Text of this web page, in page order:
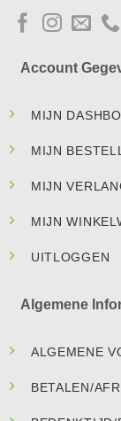
Account
MIJN
MIJN
MIJN
MIJN
UITLOGGEN
Algemene
ALGEMENE
BETALEN/